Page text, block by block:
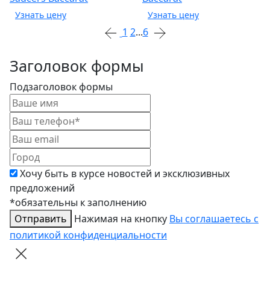
1 2...6
Заголовок формы
Подзаголовок формы
Хочу быть в курсе новостей и эксклюзивных
предложений
*обязательны к заполнению
Отправить
Нажимая на кнопку Вы соглашаетесь с
политикой конфиденциальности